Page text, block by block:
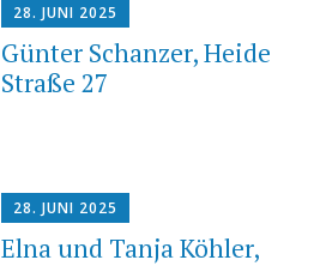
28. JUNI 2025
Günter Schanzer, Heide
Straße 27
28. JUNI 2025
Elna und Tanja Köhler,